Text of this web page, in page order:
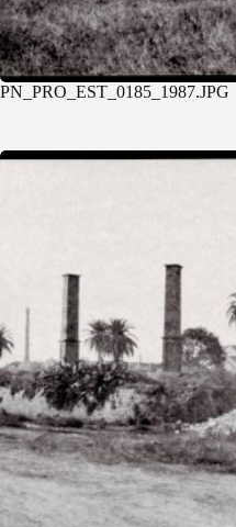
PN_PRO_EST_0185_1987.JPG